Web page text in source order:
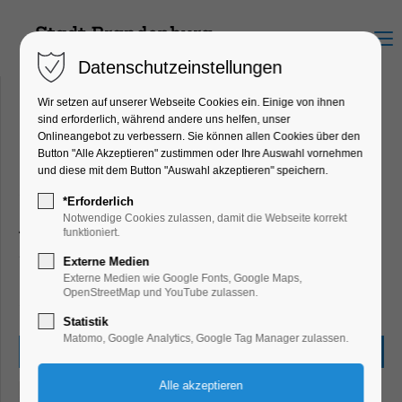
Menu
Schauspiel und Theater
Programmänderungen und Irrtümer vorbehalten.
Alle Angaben beruhen auf den Informationen der
Leistungsträger und Veranstalter zum Zeitpunkt der
Veröffentlichung. Wir übernehmen keine Gewähr für die
Richtigkeit und Vollständigkeit.
Datenschutzeinstellungen
Wir setzen auf unserer Webseite Cookies ein. Einige von ihnen
sind erforderlich, während andere uns helfen, unser
Onlineangebot zu verbessern. Sie können allen Cookies über den
Button "Alle Akzeptieren" zustimmen oder Ihre Auswahl vornehmen
und diese mit dem Button "Auswahl akzeptieren" speichern.
*Erforderlich
Notwendige Cookies zulassen, damit die Webseite korrekt
funktioniert.
Externe Medien
Externe Medien wie Google Fonts, Google Maps,
OpenStreetMap und YouTube zulassen.
Statistik
Matomo, Google Analytics, Google Tag Manager zulassen.